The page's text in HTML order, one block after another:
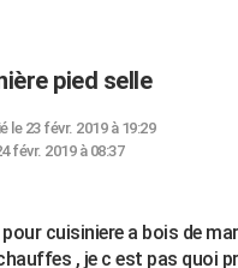
pied selle
le 23 févr. 2019 à 19:29
févr. 2019 à 08:37
cuisiniere a bois de
, je c est pas quoi